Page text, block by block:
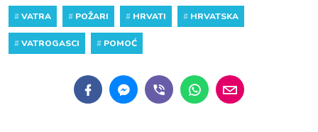
#VATRA # POŽARI # HRVATI # HRVATSKA
#VATROGASCI # POMOĆ